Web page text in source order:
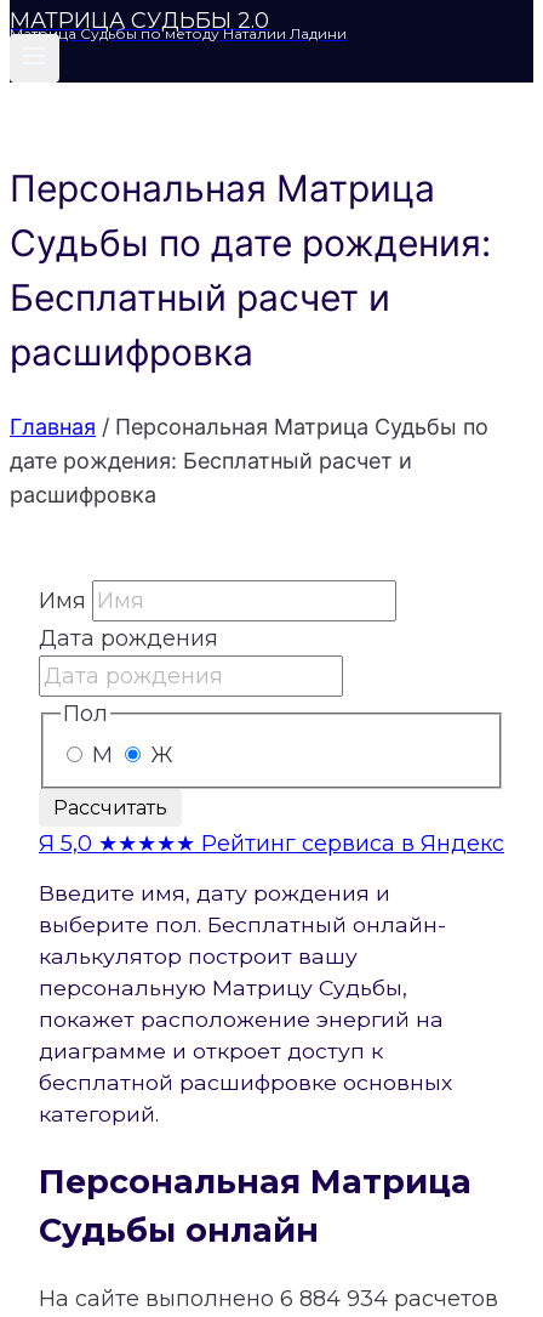
МАТРИЦА СУДЬБЫ 2.0
Матрица Судьбы по методу Наталии Ладини
Персональная Матрица
Судьбы по дате рождения:
Бесплатный расчет и
расшифровка
Главная / Персональная Матрица Судьбы по
дате рождения: Бесплатный расчет и
расшифровка
Имя
Дата рождения
Пол
М
Ж
Рассчитать
Я 5,0 ★★★★★ Рейтинг сервиса в Яндекс
Введите имя, дату рождения и
выберите пол. Бесплатный онлайн-
калькулятор построит вашу
персональную Матрицу Судьбы,
покажет расположение энергий на
диаграмме и откроет доступ к
бесплатной расшифровке основных
категорий.
Персональная Матрица
Судьбы онлайн
На сайте выполнено 6 884 934 расчетов